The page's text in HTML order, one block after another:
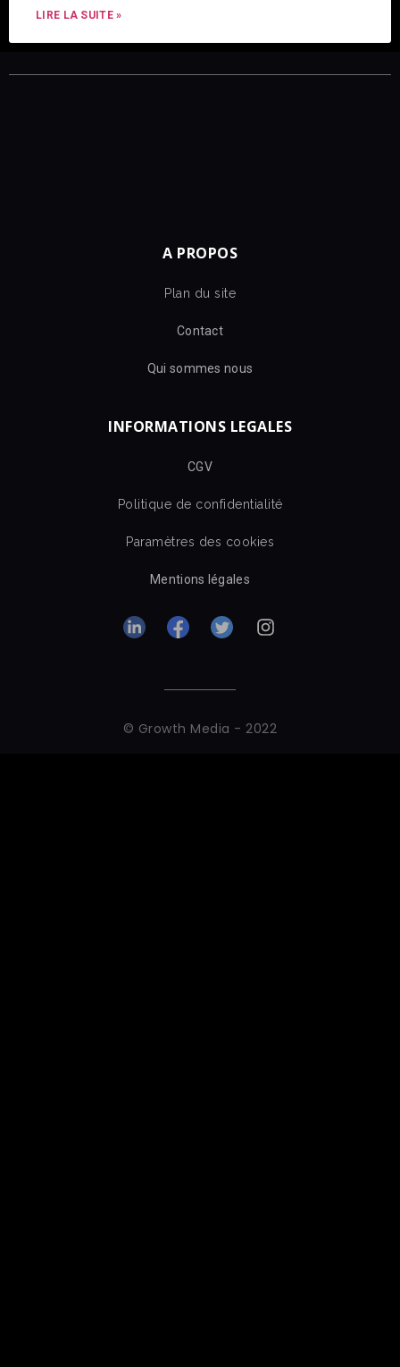
LIRE LA SUITE »
A PROPOS
Plan du site
Contact
Qui sommes nous
INFORMATIONS LEGALES
CGV
Politique de confidentialité
Paramètres des cookies
Mentions légales
© Growth Media - 2022